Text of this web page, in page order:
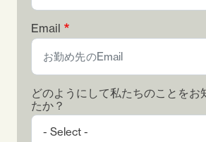
Email
どのようにして私たちのことをお
たか？